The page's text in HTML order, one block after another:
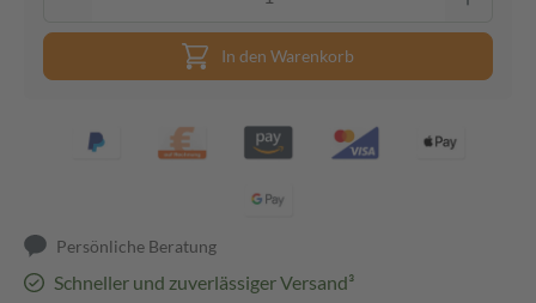
In den Warenkorb
Persönliche Beratung
Schneller und zuverlässiger Versand³